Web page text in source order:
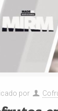
por